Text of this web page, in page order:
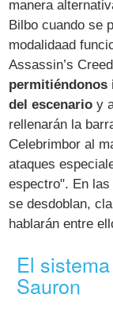
manera
Bilbo cuando se
modalidaad
Assassin’s
del escenario y
rellenarán la
Celebrimbor al
ataques
espectro". En
se desdoblan,
hablarán entre
El
Sauron